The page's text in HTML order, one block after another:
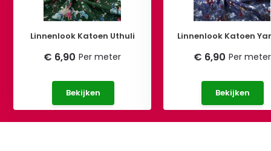
Linnenlook Katoen Uthuli
€ 6,90 Per meter
Bekijken
Linnenlook Katoen
€ 6,90 Per meter
Bekijken